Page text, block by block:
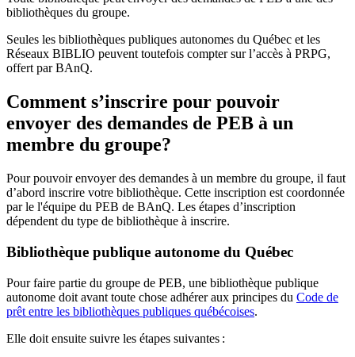
bibliothèques du groupe.
Seules les bibliothèques publiques autonomes du Québec et les
Réseaux BIBLIO peuvent toutefois compter sur l’accès à PRPG,
offert par BAnQ.
Comment s’inscrire pour pouvoir
envoyer des demandes de PEB à un
membre du groupe?
Pour pouvoir envoyer des demandes à un membre du groupe, il faut
d’abord inscrire votre bibliothèque. Cette inscription est coordonnée
par le l'équipe du PEB de BAnQ. Les étapes d’inscription
dépendent du type de bibliothèque à inscrire.
Bibliothèque publique autonome du Québec
Pour faire partie du groupe de PEB, une bibliothèque publique
autonome doit avant toute chose adhérer aux principes du Code de
prêt entre les bibliothèques publiques québécoises.
Elle doit ensuite suivre les étapes suivantes :